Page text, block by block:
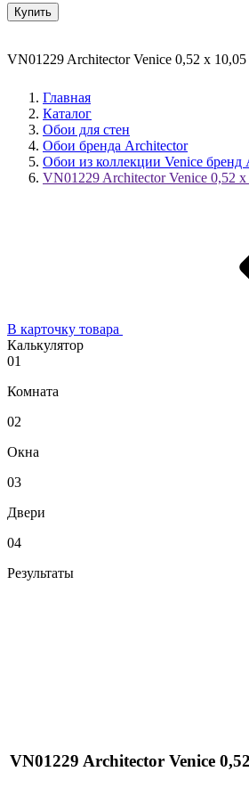
Купить
VN01229 Architector Venice 0,52 x 10,05
Главная
Каталог
Обои для стен
Обои бренда Architector
Обои из коллекции Venice бренд
VN01229 Architector Venice 0,52 x
В карточку товара
Калькулятор
01
Комната
02
Окна
03
Двери
04
Результаты
VN01229 Architector Venice